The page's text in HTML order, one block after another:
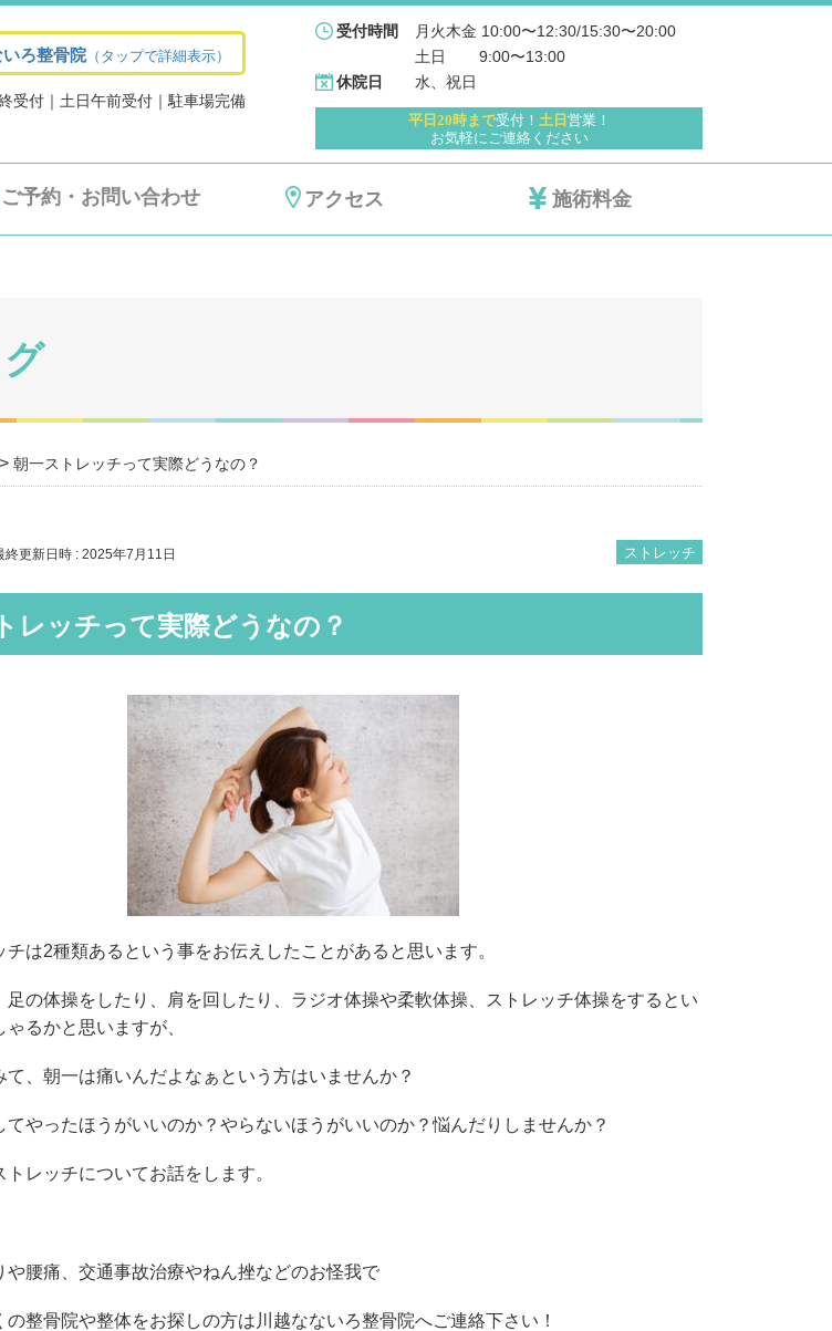
いろ整骨院（タップで詳細表示）
受付｜土日午前受付｜駐車場完備
受付時間
月火木金 10:00〜12:30/15:30〜20:00
土日 　   9:00〜13:00
休院日 水、祝日
平日20時まで受付！ 土日 営業！
お気軽にご連絡ください
ご予約・お問い合わせ アクセス 施術料金
> 朝一ストレッチって実際どうなの？
終更新日時 : 2025年7月11日 ストレッチ
レッチって実際どうなの？
チは2種類あるという事をお伝えしたことがあると思います。
足の体操をしたり、肩を回したり、ラジオ体操や柔軟体操、ストレッチ体操をするとい
ゃるかと思いますが、
て、朝一は痛いんだよなぁという方はいませんか？
てやったほうがいいのか？やらないほうがいいのか？悩んだりしませんか？
レッチについてお話をします。
や腰痛、交通事故治療やねん挫などのお怪我で
の整骨院や整体をお探しの方は川越なないろ整骨院へご連絡下さい！